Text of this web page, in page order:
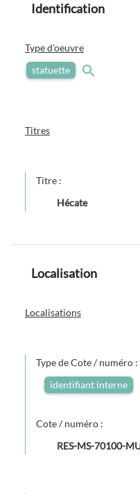
Identification
Type d'oeuvre
statuette
Titres
Titre :
Hécate
Localisation
Localisations
Type de Cote / numéro :
identifiant interne
Cote / numéro :
RES-MS-70100-